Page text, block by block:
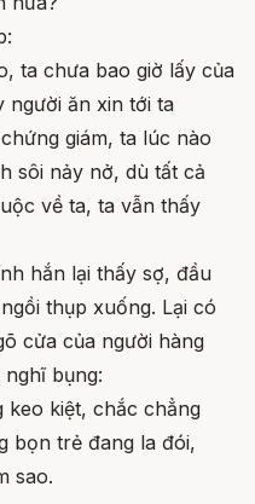
ta chưa bao giờ lấy của
người ăn xin tới ta
giám, ta lúc nào
sôi nảy nở, dù tất cả
về ta, ta vẫn thấy
hắn lại thấy sợ, đầu
thụp xuống. Lại có
cửa của người hàng
bụng:
keo kiệt, chắc chẳng
bọn trẻ đang la đói,
sao.